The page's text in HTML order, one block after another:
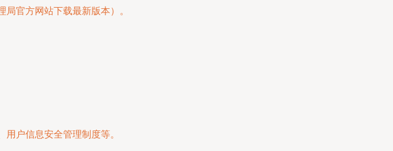
官方网站下载最新版本）。
户信息安全管理制度等。